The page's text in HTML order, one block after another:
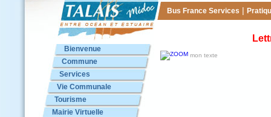
Bus France Services |
mon texte
Bienvenue
Commune
Services
Vie Communale
Tourisme
Mairie Virtuelle